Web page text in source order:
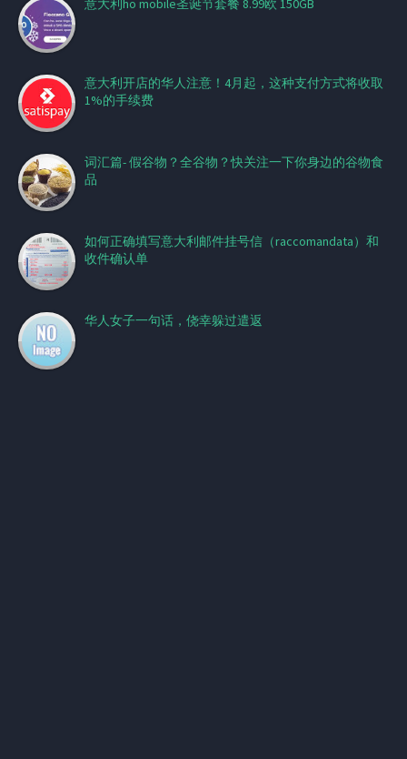
意大利ho mobile圣诞节套餐 8.99欧 150GB
意大利开店的华人注意！4月起，这种支付方式将收取
1%的手续费
词汇篇- 假谷物？全谷物？快关注一下你身边的谷物食
品
如何正确填写意大利邮件挂号信（raccomandata）和
收件确认单
华人女子一句话，侥幸躲过遣返